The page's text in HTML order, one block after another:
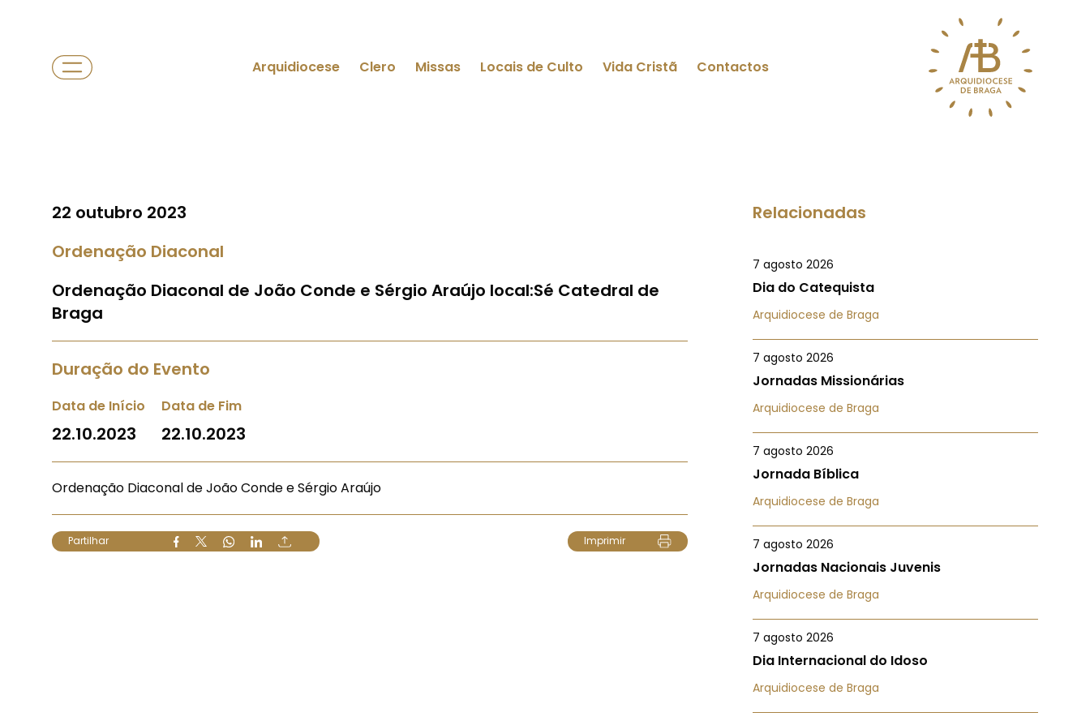
Arquidiocese Clero Missas Locais de Culto Vida Cristã Contactos
22 outubro 2023
Ordenação Diaconal
Ordenação Diaconal de João Conde e Sérgio Araújo local:Sé Catedral de
Braga
Duração do Evento
Data de Início
22.10.2023
Data de Fim
22.10.2023
Ordenação Diaconal de João Conde e Sérgio Araújo
Partilhar Imprimir
Relacionadas
7 agosto 2026
Dia do Catequista
Arquidiocese de Braga
7 agosto 2026
Jornadas Missionárias
Arquidiocese de Braga
7 agosto 2026
Jornada Bíblica
Arquidiocese de Braga
7 agosto 2026
Jornadas Nacionais Juvenis
Arquidiocese de Braga
7 agosto 2026
Dia Internacional do Idoso
Arquidiocese de Braga